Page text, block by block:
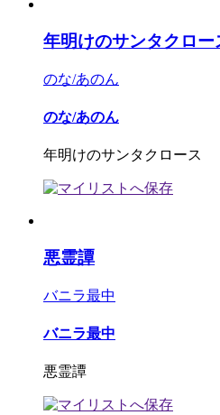
年明けのサンタクロー
のな/あのん
のな/あのん
年明けのサンタクロース
悪霊譚
バニラ最中
バニラ最中
悪霊譚